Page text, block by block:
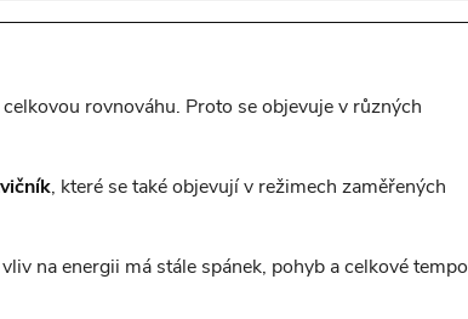
rovnováhu. Proto se objevuje v různých
, které se také objevují v režimech zaměřených
na energii má stále spánek, pohyb a celkové tempo